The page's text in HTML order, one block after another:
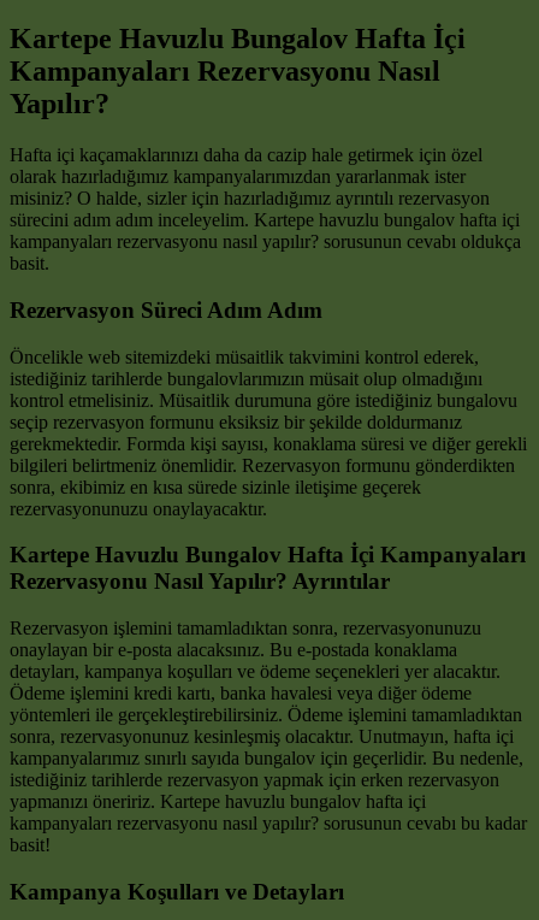
Kartepe Havuzlu Bungalov Hafta İçi
Kampanyaları Rezervasyonu Nasıl
Yapılır?
Hafta içi kaçamaklarınızı daha da cazip hale getirmek için özel
olarak hazırladığımız kampanyalarımızdan yararlanmak ister
misiniz? O halde, sizler için hazırladığımız ayrıntılı rezervasyon
sürecini adım adım inceleyelim. Kartepe havuzlu bungalov hafta içi
kampanyaları rezervasyonu nasıl yapılır? sorusunun cevabı oldukça
basit.
Rezervasyon Süreci Adım Adım
Öncelikle web sitemizdeki müsaitlik takvimini kontrol ederek,
istediğiniz tarihlerde bungalovlarımızın müsait olup olmadığını
kontrol etmelisiniz. Müsaitlik durumuna göre istediğiniz bungalovu
seçip rezervasyon formunu eksiksiz bir şekilde doldurmanız
gerekmektedir. Formda kişi sayısı, konaklama süresi ve diğer gerekli
bilgileri belirtmeniz önemlidir. Rezervasyon formunu gönderdikten
sonra, ekibimiz en kısa sürede sizinle iletişime geçerek
rezervasyonunuzu onaylayacaktır.
Kartepe Havuzlu Bungalov Hafta İçi Kampanyaları
Rezervasyonu Nasıl Yapılır? Ayrıntılar
Rezervasyon işlemini tamamladıktan sonra, rezervasyonunuzu
onaylayan bir e-posta alacaksınız. Bu e-postada konaklama
detayları, kampanya koşulları ve ödeme seçenekleri yer alacaktır.
Ödeme işlemini kredi kartı, banka havalesi veya diğer ödeme
yöntemleri ile gerçekleştirebilirsiniz. Ödeme işlemini tamamladıktan
sonra, rezervasyonunuz kesinleşmiş olacaktır. Unutmayın, hafta içi
kampanyalarımız sınırlı sayıda bungalov için geçerlidir. Bu nedenle,
istediğiniz tarihlerde rezervasyon yapmak için erken rezervasyon
yapmanızı öneririz. Kartepe havuzlu bungalov hafta içi
kampanyaları rezervasyonu nasıl yapılır? sorusunun cevabı bu kadar
basit!
Kampanya Koşulları ve Detayları